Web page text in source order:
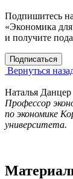
Подпишитесь
«Экономика для
и получите
Подписаться
Вернуться
Наталья Данцер
Профессор
по экономике
университета.